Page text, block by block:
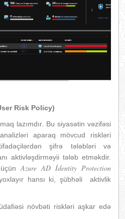
Risk Policy)
lazımdır. Bu siyasətin vəzifəsi
aparaq mövcud riskləri
şifrə tələbləri və
aktivləşdirməyii tələb etməkdir.
üçünAzure AD İdentity Protection
hansı ki, şübhəli aktivlik
növbəti riskləri aşkar edə